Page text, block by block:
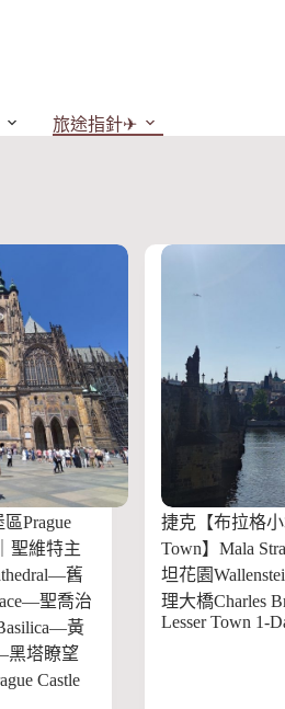
旅途指針✈︎
Prague
聖維特主
舊
聖喬治
黃
黑塔瞭望
Castle
捷克【布拉格小
Town】Mala
坦花園
理大橋Charles
Lesser Town 1-